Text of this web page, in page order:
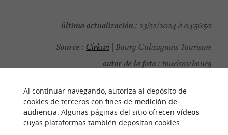
última actualización : 23/12/2024 à 04:56:50
Source : Cirkwi | Bourg Cubzaguais Tourisme
autor de la foto : tourismebourg
PARA DESCUBRIRALREDEDOR
Al continuar navegando, autoriza al depósito de
cookies de terceros con fines de medición de
audiencia . Algunas páginas del sitio ofrecen vídeos
cuyas plataformas también depositan cookies.